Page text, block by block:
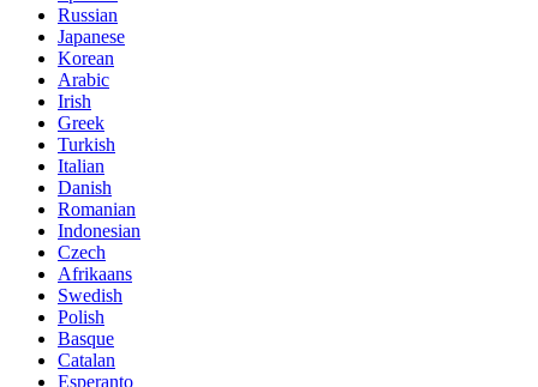
Russian
Japanese
Korean
Arabic
Irish
Greek
Turkish
Italian
Danish
Romanian
Indonesian
Czech
Afrikaans
Swedish
Polish
Basque
Catalan
Esperanto